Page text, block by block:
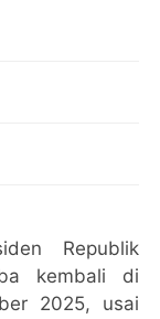
Republik
kembali di
2025, usai